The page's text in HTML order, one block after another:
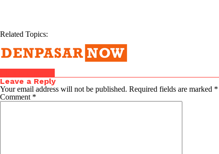
Related Topics:
Leave a Reply
Your email address will not be published. Required fields are marked *
Comment *